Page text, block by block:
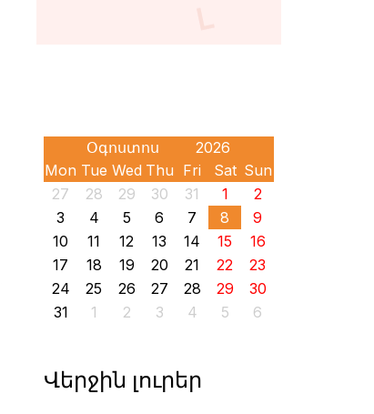
Mon Tue Wed Thu Fri Sat Sun
27
28 29 30 31 1
2
3
4 5 6 7 8
9
10
11 12 13 14 15
16
17
18 19 20 21 22
23
24
25 26 27 28 29
30
31
1 2 3 4 5 6
Վերջին լուրեր